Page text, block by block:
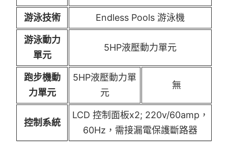
游泳技術 Endless Pools 游泳機
游泳動力
單元
5HP液壓動力單元
跑步機動
力單元
5HP液壓動力單
元
無
控制系統
LCD 控制面板x2; 220v/60amp，
60Hz，需接漏電保護斷路器